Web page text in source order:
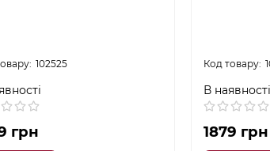
102525
грн
В наявності
1879 грн